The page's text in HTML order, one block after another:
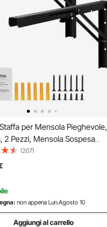
per Mensola Pieghevole,
2 Pezzi, Mensola Sospesa
Staffe Mensole, Staffa
a L, Opaca Spessa 5 mm,
Mensola in Acciaio Carico di
Nero
(207)
non appena Lun.Agosto 10
Aggiungi al carrello